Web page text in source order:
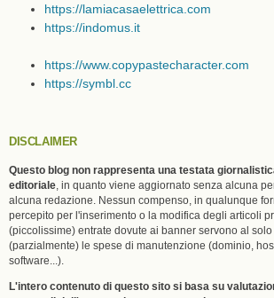
https://lamiacasaelettrica.com
https://indomus.it
https://www.copypastecharacter.com
https://symbl.cc
DISCLAIMER
Questo blog non rappresenta una testata
editoriale , in quanto viene aggiornato senza alcuna
alcuna redazione. Nessun compenso, in qualunque
percepito per l'inserimento o la modifica degli articoli
(piccolissime) entrate dovute ai banner servono al
(parzialmente) le spese di manutenzione (dominio,
software...).
L'intero contenuto di questo sito si basa su